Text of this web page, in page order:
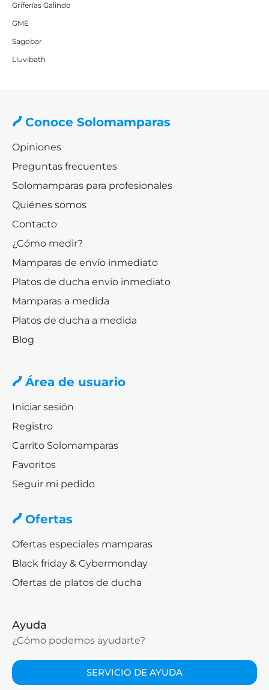
Griferías Galindo
GME
Sagobar
Lluvibath
Conoce Solomamparas
Opiniones
Preguntas frecuentes
Solomamparas para profesionales
Quiénes somos
Contacto
¿Cómo medir?
Mamparas de envío inmediato
Platos de ducha envío inmediato
Mamparas a medida
Platos de ducha a medida
Blog
Área de usuario
Iniciar sesión
Registro
Carrito Solomamparas
Favoritos
Seguir mi pedido
Ofertas
Ofertas especiales mamparas
Black friday & Cybermonday
Ofertas de platos de ducha
Ayuda
¿Cómo podemos ayudarte?
SERVICIO DE AYUDA